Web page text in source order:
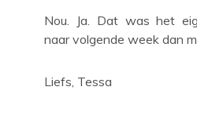
Nou. Ja. Dat was het
naar volgende week dan
Liefs, Tessa